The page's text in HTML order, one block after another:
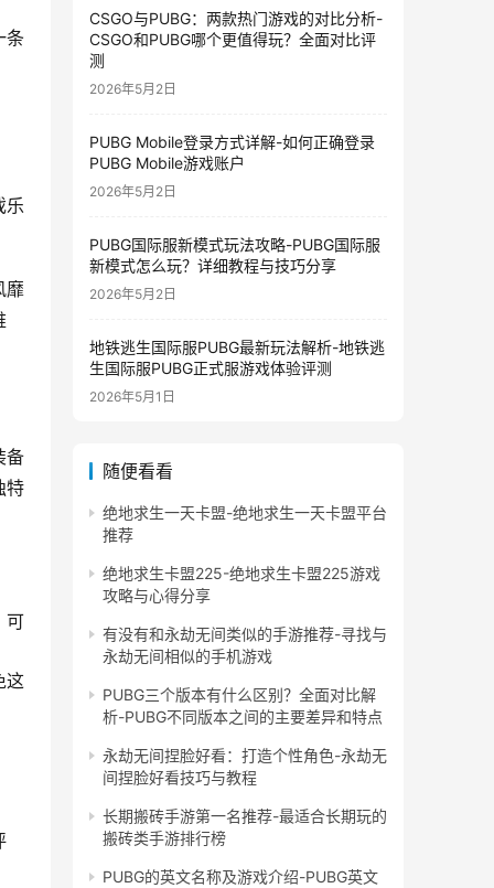
条
乐
靡
备
特
可
这
CSGO与PUBG：两款热门游戏的对比分析-
CSGO和PUBG哪个更值得玩？全面对比评
测
2026年5月2日
PUBG Mobile登录方式详解-如何正确登录
PUBG Mobile游戏账户
2026年5月2日
PUBG国际服新模式玩法攻略-PUBG国际服
新模式怎么玩？详细教程与技巧分享
2026年5月2日
地铁逃生国际服PUBG最新玩法解析-地铁逃
生国际服PUBG正式服游戏体验评测
2026年5月1日
随便看看
绝地求生一天卡盟-绝地求生一天卡盟平台
推荐
绝地求生卡盟225-绝地求生卡盟225游戏
攻略与心得分享
有没有和永劫无间类似的手游推荐-寻找与
永劫无间相似的手机游戏
PUBG三个版本有什么区别？全面对比解
析-PUBG不同版本之间的主要差异和特点
永劫无间捏脸好看：打造个性角色-永劫无
间捏脸好看技巧与教程
长期搬砖手游第一名推荐-最适合长期玩的
搬砖类手游排行榜
PUBG的英文名称及游戏介绍-PUBG英文